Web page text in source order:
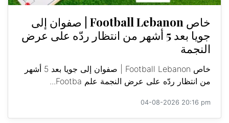
خاص Football Lebanon | صفوان إلى
جويا بعد 5 أشهر من انتظار ردّه على عرض
النجمة
خاص Football Lebanon | صفوان إلى جويا بعد 5 أشهر
من انتظار ردّه على عرض النجمة علم Footba...
04-08-2026 20:16 pm